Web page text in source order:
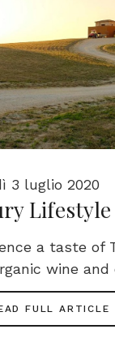
3 luglio 2020
Lifestyle
a taste of
wine and
FULL ARTICLE